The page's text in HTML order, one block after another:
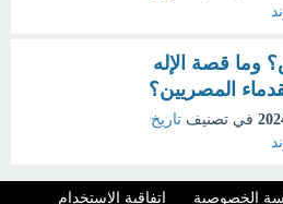
قصة الإله
المصريين؟
في تصنيف تاريخ
الخصوصية اتفاقية الاستخدام